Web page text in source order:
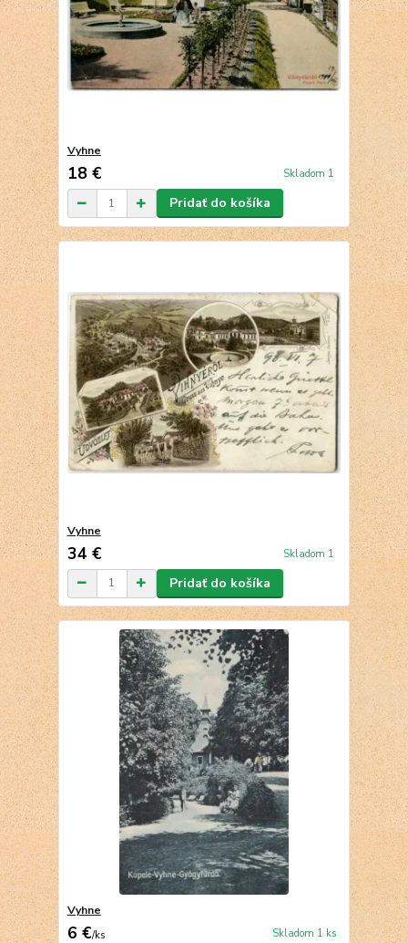
Vyhne
18 € Skladom 1
Pridať do košíka
Vyhne
34 € Skladom 1
Pridať do košíka
Vyhne
6 €/ks Skladom 1 ks